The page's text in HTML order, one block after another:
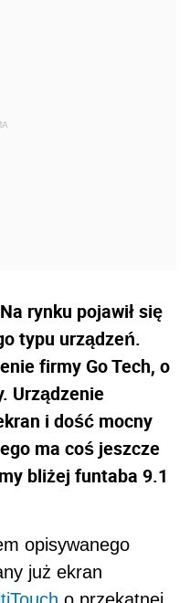
rynku pojawił się
typu urządzeń.
firmy Go Tech, o
Urządzenie
i dość mocny
ma coś jeszcze
bliżej funtaba 9.1
opisywanego
już ekran